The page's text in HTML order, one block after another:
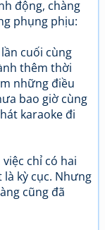
động, chàng
phụng phịu:
cuối cùng
thêm thời
những điều
bao giờ cùng
karaoke đi
chỉ có hai
kỳ cục. Nhưng
cũng đã